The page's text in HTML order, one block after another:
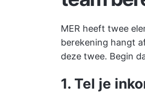
MER heeft twee
berekening hangt
deze twee. Begin
1. Tel je